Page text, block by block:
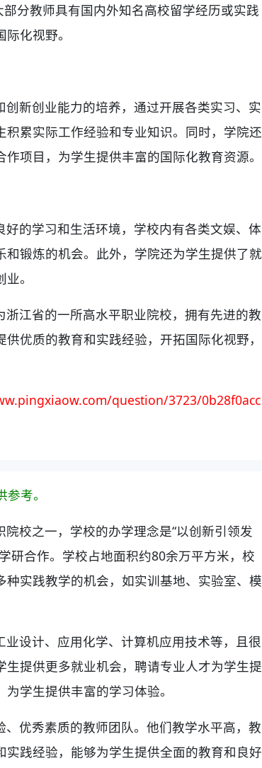
分教师具有国内外知名高校留学经历或实践
化视野。
新创业能力的培养，通过开展各类实习、实
累实际工作经验和专业知识。同时，学院还
项目，为学生提供丰富的国际化教育资源。
的学习和生活环境，学校内有各类文娱、体
锻炼的机会。此外，学院还为学生提供了就
。
江省的一所高水平职业院校，拥有先进的教
优质的教育和实践经验，开拓国际化视野，
question/3723/0b28f0acc
考。
校之一，学校的办学理念是“以创新引领发
研合作。学校占地面积约80余万平方米，校
实践教学的机会，如实训基地、实验室、模
设计、应用化学、计算机应用技术等，且很
提供更多就业机会，聘请专业人才为学生提
学生提供丰富的学习体验。
优秀素质的教师团队。他们教学水平高，教
践经验，能够为学生提供全面的教育和良好